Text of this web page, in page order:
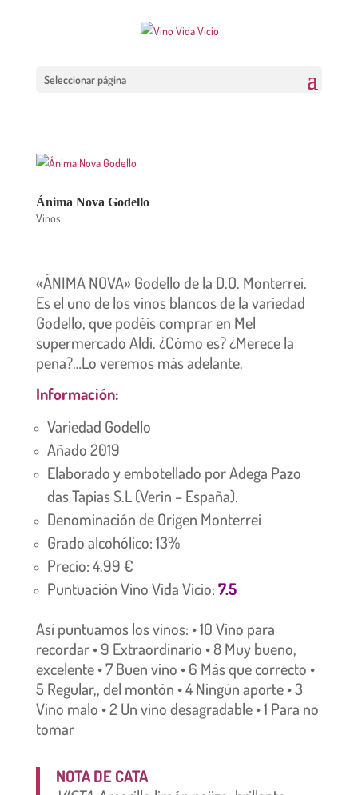
Seleccionar página
Ánima Nova Godello
Vinos
«ÁNIMA NOVA» Godello de la D.O. Monterrei.
Es el uno de los vinos blancos de la variedad
Godello, que podéis comprar en Mel
supermercado Aldi. ¿Cómo es? ¿Merece la
pena?…Lo veremos más adelante.
Información:
Variedad Godello
Añado 2019
Elaborado y embotellado por Adega Pazo
das Tapias S.L (Verin – España).
Denominación de Origen Monterrei
Grado alcohólico: 13%
Precio: 4.99 €
Puntuación Vino Vida Vicio:7.5
Así puntuamos los vinos: • 10 Vino para
recordar • 9 Extraordinario • 8 Muy bueno,
excelente • 7 Buen vino • 6 Más que correcto •
5 Regular,, del montón • 4 Ningún aporte • 3
Vino malo • 2 Un vino desagradable • 1 Para no
tomar
NOTA DE CATA